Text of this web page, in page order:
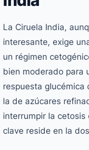
La Ciruela India,
interesante, exige
un régimen
bien moderado para
respuesta glucémica
la de azúcares
interrumpir la cetosis
clave reside en la